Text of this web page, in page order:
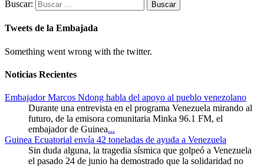
Buscar:
Tweets de la Embajada
Something went wrong with the twitter.
Noticias Recientes
Embajador Marcos Ndong habla del apoyo al pueblo venezolano
Durante una entrevista en el programa Venezuela mirando al
futuro, de la emisora comunitaria Minka 96.1 FM, el
embajador de Guinea...
Guinea Ecuatorial envía 42 toneladas de ayuda a Venezuela
Sin duda alguna, la tragedia sísmica que golpeó a Venezuela
el pasado 24 de junio ha demostrado que la solidaridad no